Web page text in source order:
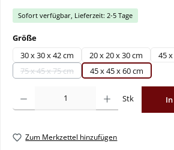
Sofort verfügbar, Lieferzeit: 2-5 Tage
Größeauswählen
30 x 30 x 42 cm
20 x 20 x 30 cm
45
75 x 45 x 75 cm(Diese Option ist zurzeit nicht verfügbar.)
45 x 45 x 60 cm
Stk
Zum Merkzettel hinzufügen